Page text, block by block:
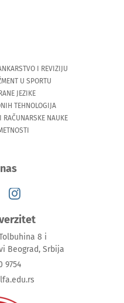
I REVIZIJU
U SPORTU
JEZIKE
TEHNOLOGIJA
RAČUNARSKE NAUKE
8 i
Beograd, Srbija
9754